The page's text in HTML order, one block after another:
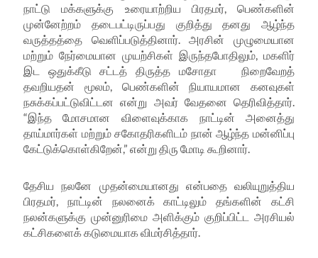
நாட்டு மக்களுக்கு உரையாற்றிய பிரதமர்,பெண்களின்
முன்னேற்றம் தடைபட்டிருப்பது குறித்து தனது ஆழ்ந்த
வருத்தத்தை வெளிப்படுத்தினார். அரசின் முழுமையான
மற்றும் நேர்மையான முயற்சிகள் இருந்தபோதிலும் ,மகளிர்
இட ஒதுக்கீடு சட்டத் திருத்த மசோதா நிறைவேறத்
தவறியதன் மூலம், பெண்களின் நியாயமான கனவுகள்
நசுக்கப்பட்டுவிட்டன என்று அவர் வேதனை தெரிவித்தார்.
“இந்த மோசமான விளைவுக்காக நாட்டின் அனைத்து
தாய்மார்கள் மற்றும் சகோதரிகளிடம் நான் ஆழ்ந்த மன்னிப்பு
கேட்டுக்கொள்கிறேன்,” என்று திரு மோடி கூறினார்.
தேசிய நலனே முதன்மையானது என்பதை வலியுறுத்திய
பிரதமர், நாட்டின் நலனைக் காட்டிலும்தங்களின்கட்சி
நலன்களுக்கு முன்னுரிமை அளிக்கும் குறிப்பிட்ட அரசியல்
கட்சிகளைக்கடுமையாக விமர்சித்தார்.